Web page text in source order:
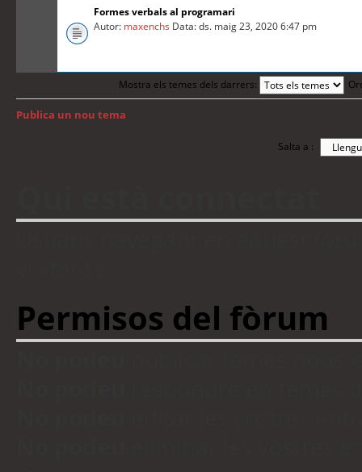
Formes verbals al programari
Autor: maxenchs Data: ds. maig 23, 2020 6:47 pm
Mostra els temes dels darrers:
Publica un nou tema
Salta a :
Permisos del fòrum